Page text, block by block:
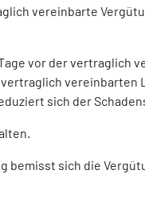
vereinbarte
vor der
sich der
bemisst sich die